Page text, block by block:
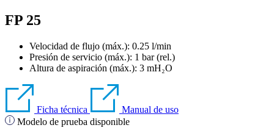
FP 25
Velocidad de flujo (máx.): 0.25 l/min
Presión de servicio (máx.): 1 bar (rel.)
Altura de aspiración (máx.): 3 mH₂O
Ficha técnica
Manual de uso
Modelo de prueba disponible